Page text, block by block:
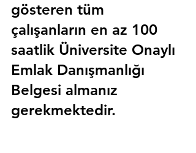
gösteren tüm
çalışanların en az 100
saatlik Üniversite Onaylı
Emlak Danışmanlığı
Belgesi almanız
gerekmektedir.